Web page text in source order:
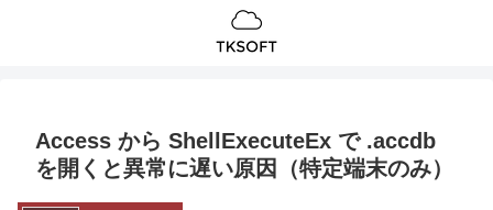
Access から ShellExecuteEx で .accdb
を開くと異常に遅い原因（特定端末のみ）